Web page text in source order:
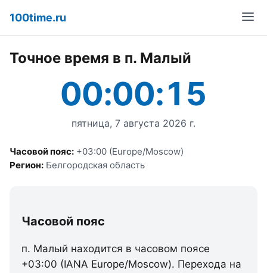
100time.ru
Точное время в п. Малый
00:00:15
пятница, 7 августа 2026 г.
Часовой пояс: +03:00 (Europe/Moscow)
Регион: Белгородская область
Часовой пояс
п. Малый находится в часовом поясе
+03:00 (IANA Europe/Moscow). Перехода на